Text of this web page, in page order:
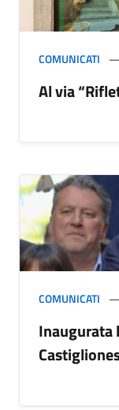
COMUNICATI
Al via
COMUNICATI
Inaugurata